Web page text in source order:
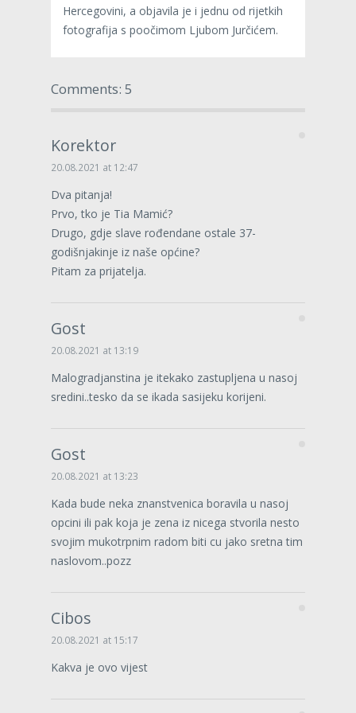
Hercegovini, a objavila je i jednu od rijetkih
fotografija s poočimom Ljubom Jurčićem.
Comments: 5
Korektor
20.08.2021 at 12:47
Dva pitanja!
Prvo, tko je Tia Mamić?
Drugo, gdje slave rođendane ostale 37-
godišnjakinje iz naše općine?
Pitam za prijatelja.
Gost
20.08.2021 at 13:19
Malogradjanstina je itekako zastupljena u nasoj
sredini..tesko da se ikada sasijeku korijeni.
Gost
20.08.2021 at 13:23
Kada bude neka znanstvenica boravila u nasoj
opcini ili pak koja je zena iz nicega stvorila nesto
svojim mukotrpnim radom biti cu jako sretna tim
naslovom..pozz
Cibos
20.08.2021 at 15:17
Kakva je ovo vijest